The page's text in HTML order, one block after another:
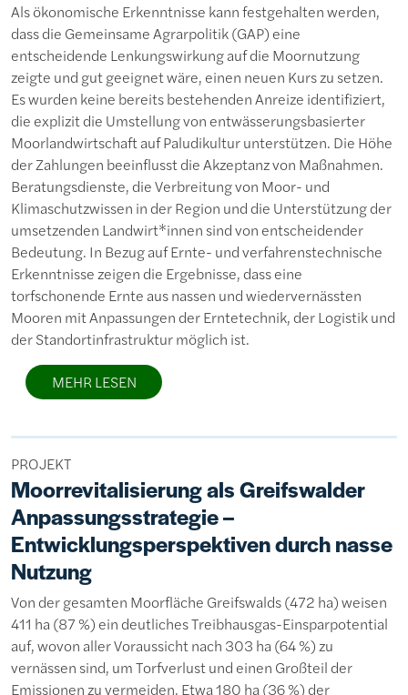
Als ökonomische Erkenntnisse kann festgehalten werden,
dass die Gemeinsame Agrarpolitik (GAP) eine
entscheidende Lenkungswirkung auf die Moornutzung
zeigte und gut geeignet wäre, einen neuen Kurs zu setzen.
Es wurden keine bereits bestehenden Anreize identifiziert,
die explizit die Umstellung von entwässerungsbasierter
Moorlandwirtschaft auf Paludikultur unterstützen. Die Höhe
der Zahlungen beeinflusst die Akzeptanz von Maßnahmen.
Beratungsdienste, die Verbreitung von Moor- und
Klimaschutzwissen in der Region und die Unterstützung der
umsetzenden Landwirt*innen sind von entscheidender
Bedeutung. In Bezug auf Ernte- und verfahrenstechnische
Erkenntnisse zeigen die Ergebnisse, dass eine
torfschonende Ernte aus nassen und wiedervernässten
Mooren mit Anpassungen der Erntetechnik, der Logistik und
der Standortinfrastruktur möglich ist.
MEHR LESEN
PROJEKT
Moorrevitalisierung als Greifswalder
Anpassungsstrategie –
Entwicklungsperspektiven durch nasse
Nutzung
Von der gesamten Moorfläche Greifswalds (472 ha) weisen
411 ha (87 %) ein deutliches Treibhausgas-Einsparpotential
auf, wovon aller Voraussicht nach 303 ha (64 %) zu
vernässen sind, um Torfverlust und einen Großteil der
Emissionen zu vermeiden. Etwa 180 ha (36 %) der